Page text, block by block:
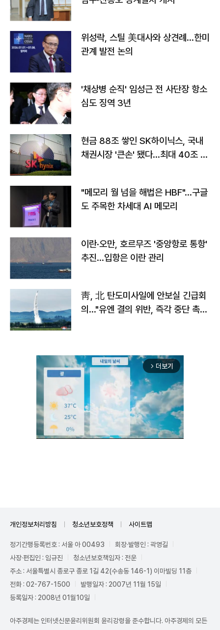
위성락, 스틸 美대사와 상견례…한미
관계 발전 논의
'채상병 순직' 임성근 전 사단장 항소
심도 징역 3년
현금 88조 쌓인 SK하이닉스, 국내
채권시장 '큰손' 됐다…최대 40조 투
"메모리 월 넘을 해법은 HBF"…구글
도 주목한 차세대 AI 메모리
이란·오만, 호르무즈 '중앙항로 통항'
추진…입항은 이란 관리
靑, 北 탄도미사일에 안보실 긴급회
의…"유엔 결의 위반, 즉각 중단 촉
arrow_forward_ios 더보기
개인정보처리방침 청소년보호정책 사이트맵
정기간행등록번호 : 서울 아 00493
회장·발행인 : 곽영길
사장·편집인 : 임규진
청소년보호책임자 : 전운
주소 : 서울특별시 종로구 종로 1길 42(수송동 146-1) 이마빌딩 11층
전화 : 02-767-1500
발행일자 : 2007년 11월 15일
등록일자 : 2008년 01월10일
아주경제는 인터넷신문윤리위원회 윤리강령을 준수합니다. 아주경제의 모든